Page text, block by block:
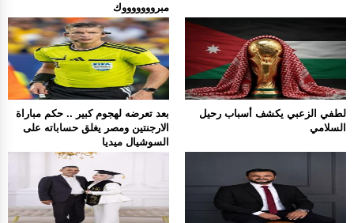
مبروووووووك
بعد تعرضه لهجوم كبير .. حكم مباراة
الارجنتين ومصر يغلق حساباته على
السوشيال ميديا
لطفي الزعبي يكشف أسباب رحيل
السلامي